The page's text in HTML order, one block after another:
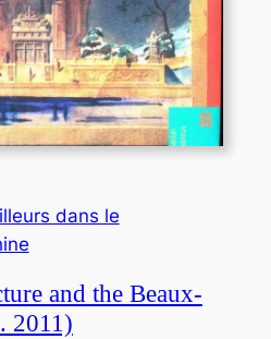
dans le
and the Beaux-
2011)